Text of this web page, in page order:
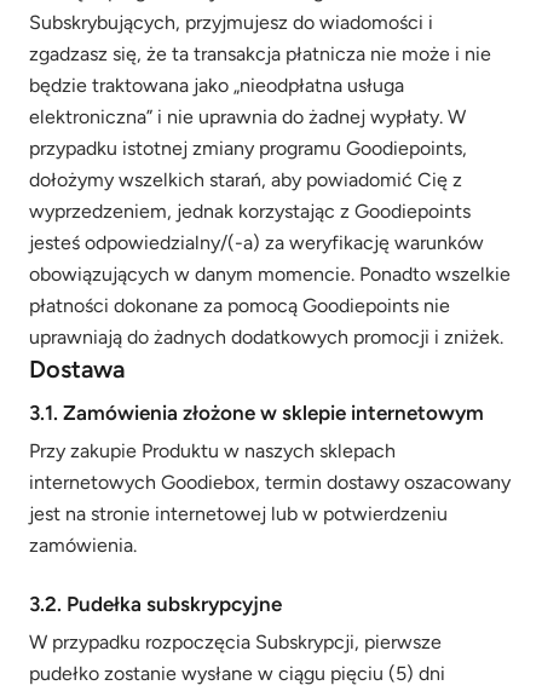
Subskrybujących, przyjmujesz do wiadomości i
zgadzasz się, że ta transakcja płatnicza nie może i nie
będzie traktowana jako „nieodpłatna usługa
elektroniczna” i nie uprawnia do żadnej wypłaty. W
przypadku istotnej zmiany programu Goodiepoints,
dołożymy wszelkich starań, aby powiadomić Cię z
wyprzedzeniem, jednak korzystając z Goodiepoints
jesteś odpowiedzialny/(-a) za weryfikację warunków
obowiązujących w danym momencie. Ponadto wszelkie
płatności dokonane za pomocą Goodiepoints nie
uprawniają do żadnych dodatkowych promocji i zniżek.
Dostawa
3.1. Zamówienia złożone w sklepie internetowym
Przy zakupie Produktu w naszych sklepach
internetowych Goodiebox, termin dostawy oszacowany
jest na stronie internetowej lub w potwierdzeniu
zamówienia.
3.2. Pudełka subskrypcyjne
W przypadku rozpoczęcia Subskrypcji, pierwsze
pudełko zostanie wysłane w ciągu pięciu (5) dni